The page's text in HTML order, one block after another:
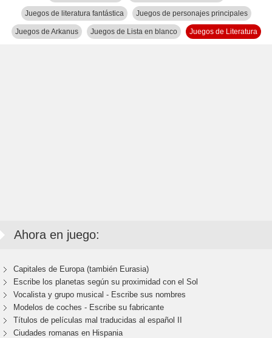
Juegos de literatura fantástica Juegos de personajes principales
Juegos de Arkanus Juegos de Lista en blanco Juegos de Literatura
Ahora en juego:
Capitales de Europa (también Eurasia)
Escribe los planetas según su proximidad con el Sol
Vocalista y grupo musical - Escribe sus nombres
Modelos de coches - Escribe su fabricante
Títulos de películas mal traducidas al español II
Ciudades romanas en Hispania